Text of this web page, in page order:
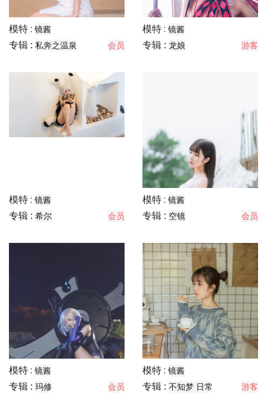
模特 : 镜酱
专辑 : 私奔之温泉 会员
模特 : 镜酱
专辑 : 龙娘 游客
模特 : 镜酱
专辑 : 希尔 会员
模特 : 镜酱
专辑 : 空镜 会员
模特 : 镜酱
专辑 : 玛修 会员
模特 : 镜酱
专辑 : 不知梦 日常 游客